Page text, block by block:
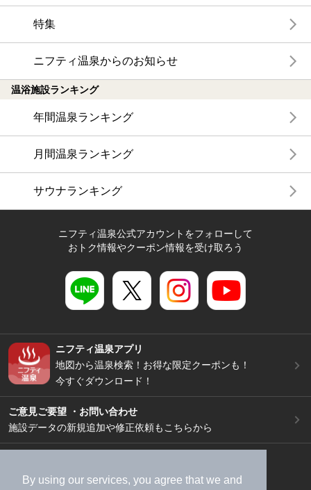
By using our services, you agree that we and
特集
ニフティ温泉からのお知らせ
温浴施設ランキング
年間温泉ランキング
月間温泉ランキング
サウナランキング
ニフティ温泉公式アカウントをフォローして
おトク情報やクーポン情報を受け取ろう
ニフティ温泉アプリ
地図から温泉検索！お得な限定クーポンも！
今すぐダウンロード！
ご意見ご要望 ・お問い合わせ
施設データの新規追加や修正依頼もこちらから
加盟店募集（資料請求）
広告出稿のご案内